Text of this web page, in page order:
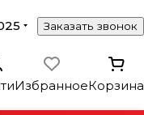
Заказать звонок
ИзбранноеКорзина